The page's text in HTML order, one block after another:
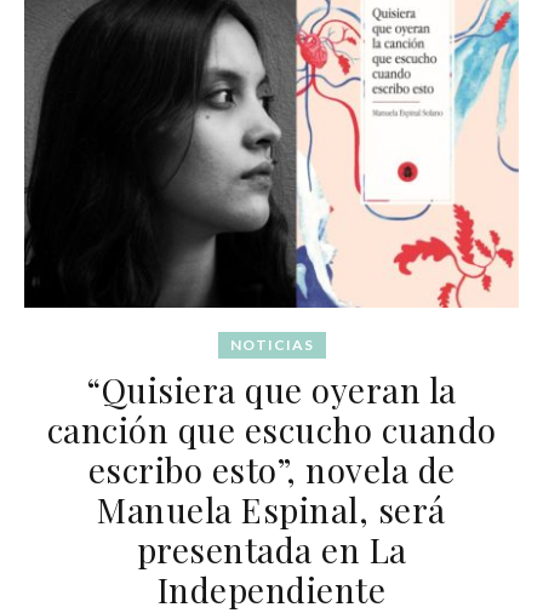
NOTICIAS
“Quisiera que oyeran la
canción que escucho cuando
escribo esto”, novela de
Manuela Espinal, será
presentada en La
Independiente